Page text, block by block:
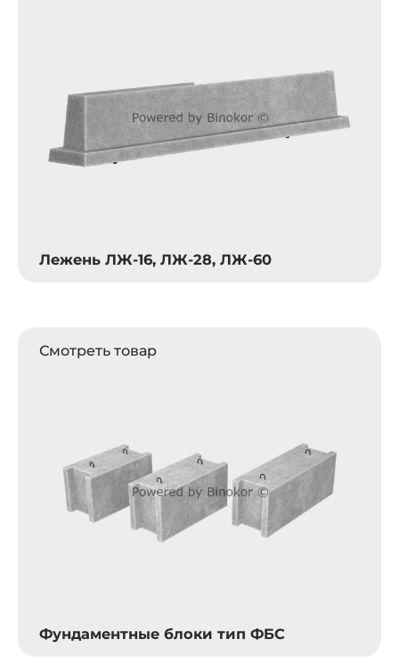
Лежень ЛЖ-16, ЛЖ-28, ЛЖ-60
Смотреть товар
Фундаментные блоки тип ФБС